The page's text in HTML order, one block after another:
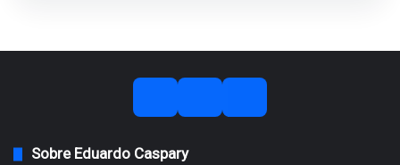
Sobre Eduardo Caspary